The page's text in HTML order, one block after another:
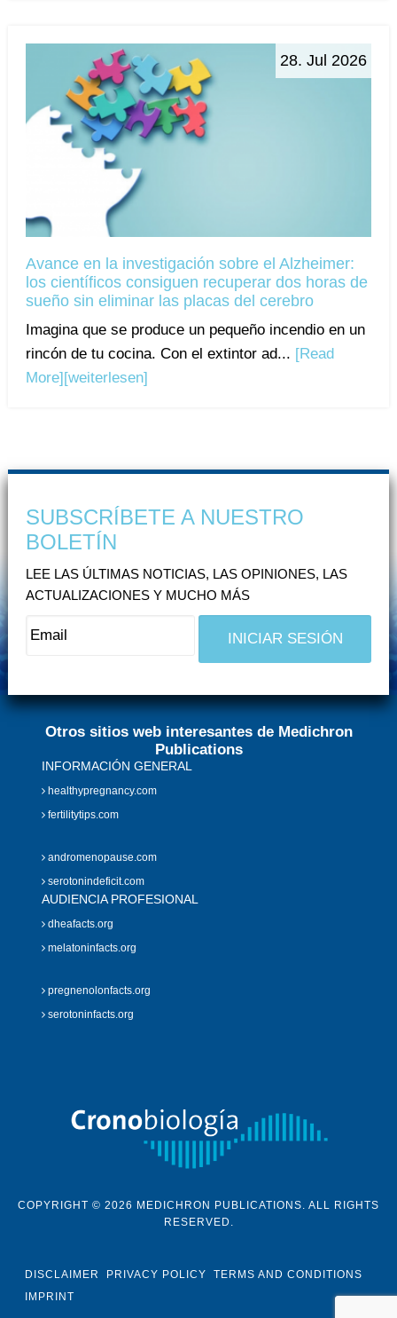
28. Jul 2026
Avance en la investigación sobre el Alzheimer:
los científicos consiguen recuperar dos horas de
sueño sin eliminar las placas del cerebro
Imagina que se produce un pequeño incendio en un
rincón de tu cocina. Con el extintor ad... [Read
More] [weiterlesen]
SUBSCRÍBETE A NUESTRO
BOLETÍN
LEE LAS ÚLTIMAS NOTICIAS, LAS OPINIONES, LAS
ACTUALIZACIONES Y MUCHO MÁS
Otros sitios web interesantes de Medichron
Publications
INFORMACIÓN GENERAL
healthypregnancy.com
fertilitytips.com
andromenopause.com
serotonindeficit.com
AUDIENCIA PROFESIONAL
dheafacts.org
melatoninfacts.org
pregnenolonfacts.org
serotoninfacts.org
COPYRIGHT © 2026 MEDICHRON PUBLICATIONS. ALL RIGHTS
RESERVED.
DISCLAIMER PRIVACY POLICY
TERMS AND CONDITIONS
IMPRINT